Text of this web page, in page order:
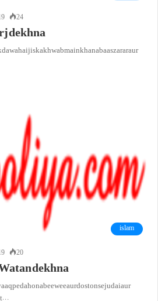
24
dekhna
hai jis ka khwab main khana baas zarar aur
islam
20
dekhna
peda hona beewee aur doston se judai aur